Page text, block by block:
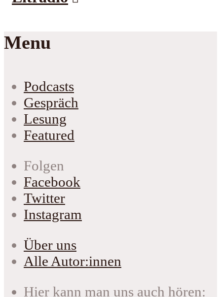
Menu
Podcasts
Gespräch
Lesung
Featured
Folgen
Facebook
Twitter
Instagram
Über uns
Alle Autor:innen
Hier kann man uns auch hören: